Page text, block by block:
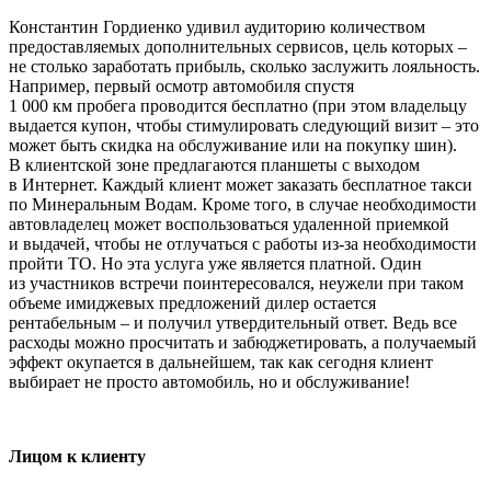
Константин Гордиенко удивил аудиторию количеством
предоставляемых дополнительных сервисов, цель которых –
не столько заработать прибыль, сколько заслужить лояльность.
Например, первый осмотр автомобиля спустя
1 000 км пробега проводится бесплатно (при этом владельцу
выдается купон, чтобы стимулировать следующий визит – это
может быть скидка на обслуживание или на покупку шин).
В клиентской зоне предлагаются планшеты с выходом
в Интернет. Каждый клиент может заказать бесплатное такси
по Минеральным Водам. Кроме того, в случае необходимости
автовладелец может воспользоваться удаленной приемкой
и выдачей, чтобы не отлучаться с работы из-за необходимости
пройти ТО. Но эта услуга уже является платной. Один
из участников встречи поинтересовался, неужели при таком
объеме имиджевых предложений дилер остается
рентабельным – и получил утвердительный ответ. Ведь все
расходы можно просчитать и забюджетировать, а получаемый
эффект окупается в дальнейшем, так как сегодня клиент
выбирает не просто автомобиль, но и обслуживание!
Лицом к клиенту